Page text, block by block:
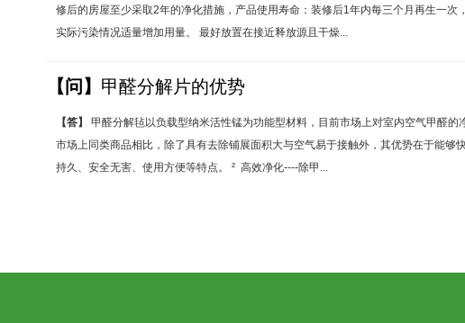
修后的房屋至少采取2年的净化措施，产品使用寿命：装修后1年内每三个月再生一
实际污染情况适量增加用量。 最好放置在接近释放源且干燥...
【问】 甲醛分解片的优势
【答】
甲醛分解毡以负载型纳米活性锰为功能型材料，目前市场上对室内空气甲醛
市场上同类商品相比，除了具有去除铺展面积大与空气易于接触外，其优势在于能
持久、安全无害、使用方便等特点。 ² 高效净化----除甲...